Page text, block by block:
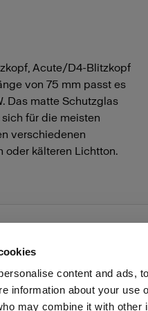
content and ads,
information about your use
may combine it with other
Acute/D4-Blitzkopf
von 75 mm passt es
Das matte Schutzglas
für die meisten
verschiedenen
oder kälteren Lichtton.
Investoren Share